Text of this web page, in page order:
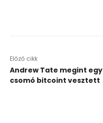
Előző cikk
Andrew Tate megint egy
csomó bitcoint vesztett